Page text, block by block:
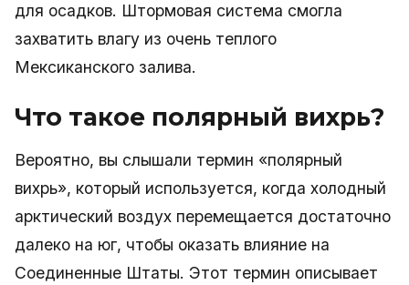
для осадков. Штормовая система смогла
захватить влагу из очень теплого
Мексиканского залива.
Что такое полярный вихрь?
Вероятно, вы слышали термин «полярный
вихрь», который используется, когда холодный
арктический воздух перемещается достаточно
далеко на юг, чтобы оказать влияние на
Соединенные Штаты. Этот термин описывает